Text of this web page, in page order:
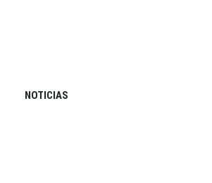
NOTICIAS